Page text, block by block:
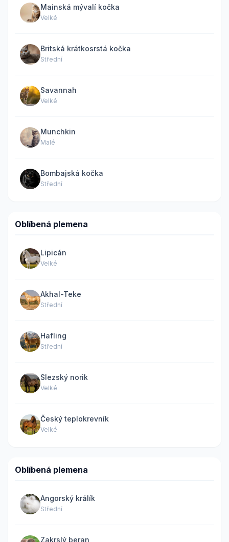
Mainská mývalí kočka
Velké
Britská krátkosrstá kočka
Střední
Savannah
Velké
Munchkin
Malé
Bombajská kočka
Střední
Oblíbená plemena
Lipicán
Velké
Akhal-Teke
Střední
Hafling
Střední
Slezský norik
Velké
Český teplokrevník
Velké
Oblíbená plemena
Angorský králík
Střední
Zakrslý beran